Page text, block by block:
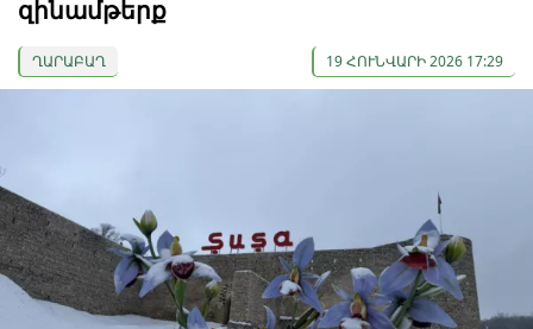
զինամթերք
ՂԱՐԱԲԱՂ 19 ՀՈՒՆՎԱՐԻ 2026 17:29